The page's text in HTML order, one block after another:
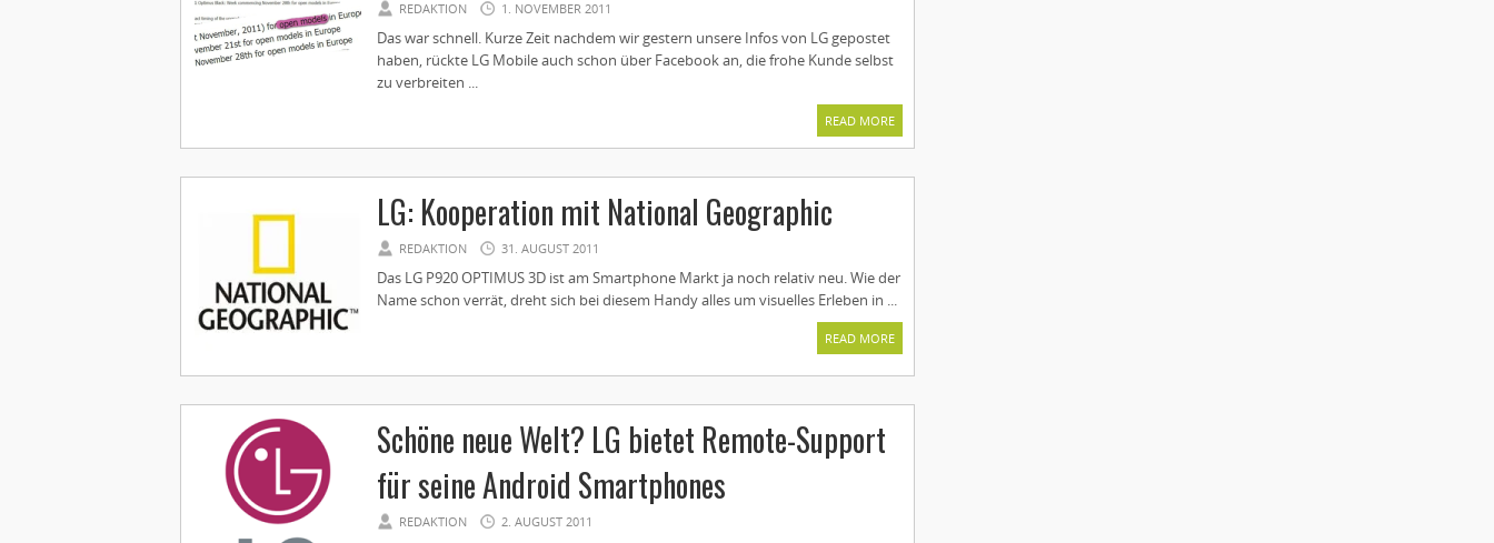
REDAKTION 1. NOVEMBER 2011
Das war schnell. Kurze Zeit nachdem wir gestern unsere Infos von LG gepostet
haben, rückte LG Mobile auch schon über Facebook an, die frohe Kunde selbst
zu verbreiten ...
READ MORE
LG: Kooperation mit National Geographic
REDAKTION 31. AUGUST 2011
Das LG P920 OPTIMUS 3D ist am Smartphone Markt ja noch relativ neu. Wie der
Name schon verrät, dreht sich bei diesem Handy alles um visuelles Erleben in ...
READ MORE
Schöne neue Welt? LG bietet Remote-Support
für seine Android Smartphones
REDAKTION 2. AUGUST 2011